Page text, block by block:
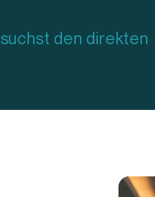
suchst den direkten